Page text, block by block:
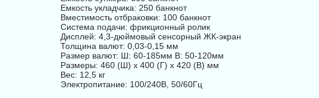
Емкость укладчика: 250 банкнот
Вместимость отбраковки: 100 банкнот
Система подачи: фрикционный ролик
Дисплей: 4,3-дюймовый сенсорный ЖК-экран
Толщина валют: 0,03-0,15 мм
Размер валют: Ш: 60-185мм В: 50-120мм
Размеры: 460 (Ш) x 400 (Г) x 420 (В) мм
Вес: 12,5 кг
Электропитание: 100/240В, 50/60Гц